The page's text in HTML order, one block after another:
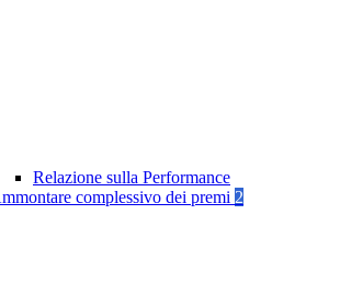
Relazione sulla Performance
complessivo dei premi 2